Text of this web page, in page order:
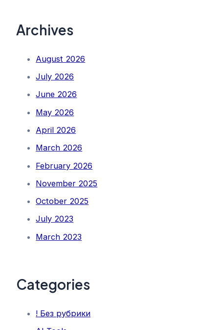
Archives
August 2026
July 2026
June 2026
May 2026
April 2026
March 2026
February 2026
November 2025
October 2025
July 2023
March 2023
Categories
! Без рубрики